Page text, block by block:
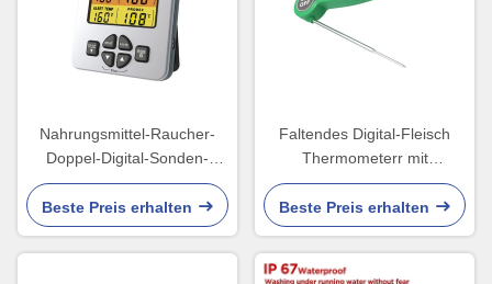
Nahrungsmittel-Raucher-
Doppel-Digital-Sonden-
Thermometer mit Farbe Lcd-
Anzeigen-drei
Beste Preis erhalten
Faltendes Digital-Fleisch
Thermometerr mit
Warnungs-Timer-Satz-
Nahrungsmitteldem kochen
Beste Preis erhalten